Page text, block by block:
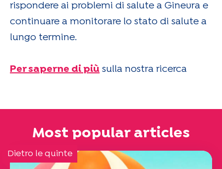
rispondere ai problemi di salute a Ginevra e
continuare a monitorare lo stato di salute a
lungo termine.
Per saperne di più sulla nostra ricerca
Most popular articles
Dietro le quinte